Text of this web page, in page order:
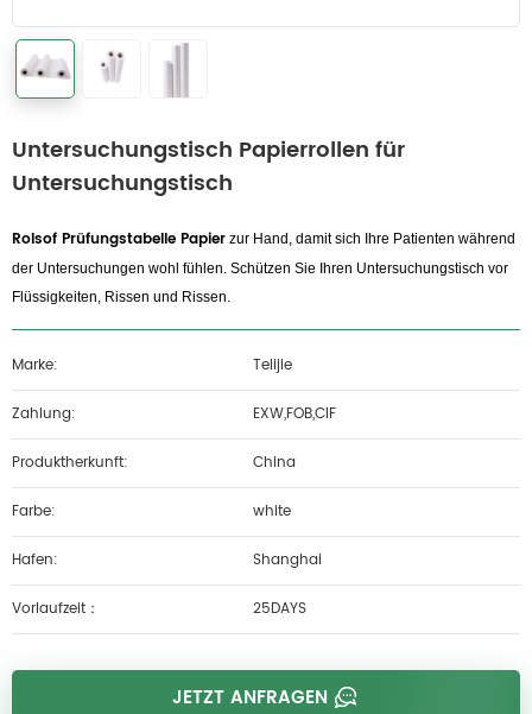
Untersuchungstisch Papierrollen für
Untersuchungstisch
Rolsof Prüfungstabelle Papier zur Hand, damit sich Ihre Patienten während
der Untersuchungen wohl fühlen. Schützen Sie Ihren Untersuchungstisch vor
Flüssigkeiten, Rissen und Rissen.
Marke: Telijie
Zahlung: EXW,FOB,CIF
Produktherkunft: China
Farbe: white
Hafen: Shanghai
Vorlaufzeit： 25DAYS
JETZT ANFRAGEN